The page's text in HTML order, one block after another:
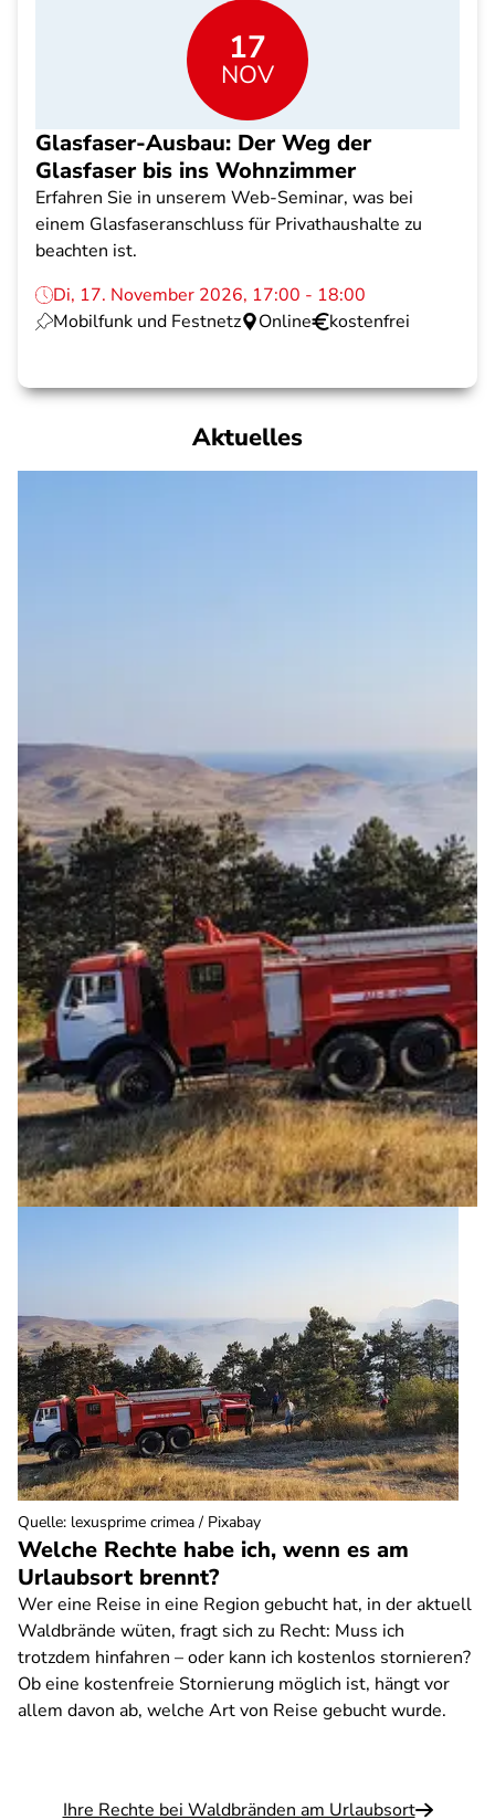
17
NOV
Glasfaser-Ausbau: Der Weg der
Glasfaser bis ins Wohnzimmer
Erfahren Sie in unserem Web-Seminar, was bei
einem Glasfaseranschluss für Privathaushalte zu
beachten ist.
Di, 17. November 2026, 17:00 - 18:00
Mobilfunk und Festnetz
Online kostenfrei
Aktuelles
Welche Rechte habe ich, wenn es am
Urlaubsort brennt?
Wer eine Reise in eine Region gebucht hat, in der aktuell
Waldbrände wüten, fragt sich zu Recht: Muss ich
trotzdem hinfahren – oder kann ich kostenlos stornieren?
Ob eine kostenfreie Stornierung möglich ist, hängt vor
allem davon ab, welche Art von Reise gebucht wurde.
Ihre Rechte bei Waldbränden am Urlaubsort
Quelle: lexusprime crimea / Pixabay